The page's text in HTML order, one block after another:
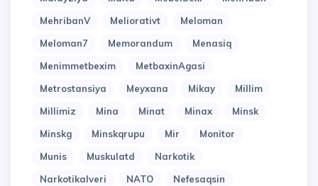
MehribanV
Meliorativt
Meloman
Meloman7
Memorandum
Menasiq
Menimmetbexim
MetbaxinAgasi
Metrostansiya
Meyxana Mikay
Millim
Millimiz
Mina Minat Minax
Minsk
Minskg
Minskqrupu Mir
Monitor
Munis
Muskulatd
Narkotik
Narkotikalveri
NATO
Nefesaqsin